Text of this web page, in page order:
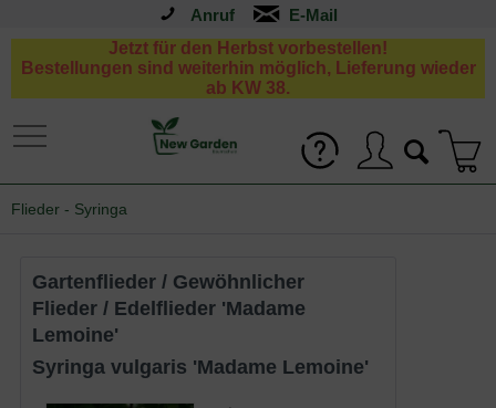
Anruf
Jetzt für den Herbst vorbestellen!
Bestellungen sind weiterhin möglich, Lieferung wieder
ab KW 38.
Flieder - Syringa
Gartenflieder / Gewöhnlicher
Flieder / Edelflieder 'Madame
Lemoine'
Syringa vulgaris 'Madame Lemoine'